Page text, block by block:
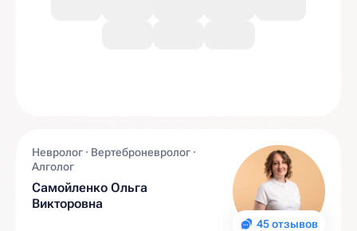
45 отзывов
Невролог · Вертеброневролог ·
Алголог
Самойленко Ольга
Викторовна